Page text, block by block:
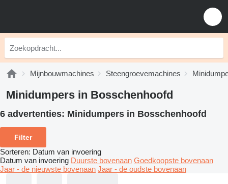
Mijnbouwmachines Steengroevemachines
Minidumpers in Bosschenhoofd
6 advertenties: Minidumpers in Bosschenhoofd
Filter
Sorteren: Datum van invoering
Datum van invoering Duurste bovenaan Goedkoopste bovenaan
Jaar - de nieuwste bovenaan Jaar - de oudste bovenaan